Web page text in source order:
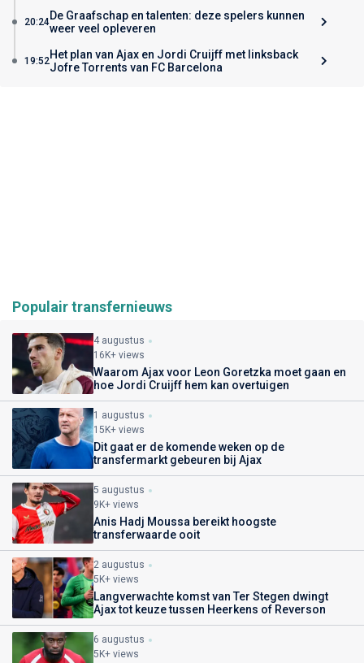
20:24De Graafschap en talenten: deze spelers kunnen
weer veel opleveren
19:52Het plan van Ajax en Jordi Cruijff met linksback
Jofre Torrents van FC Barcelona
Populair transfernieuws
4 augustus
16K+ views
Waarom Ajax voor Leon Goretzka moet gaan en
hoe Jordi Cruijff hem kan overtuigen
1 augustus
15K+ views
Dit gaat er de komende weken op de
transfermarkt gebeuren bij Ajax
5 augustus
9K+ views
Anis Hadj Moussa bereikt hoogste
transferwaarde ooit
2 augustus
5K+ views
Langverwachte komst van Ter Stegen dwingt
Ajax tot keuze tussen Heerkens of Reverson
6 augustus
5K+ views